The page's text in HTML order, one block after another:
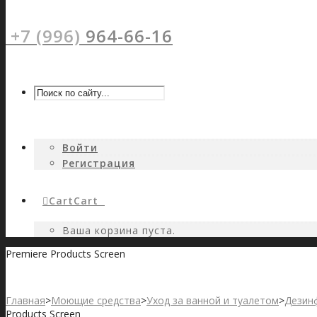
+7 (996) 964-66-16
Войти
Регистрация
CartCart
Ваша корзина пуста.
Premiere Products Screen
Главная>Моющие средства>Уход за ванной и туалетом>
Products Screen